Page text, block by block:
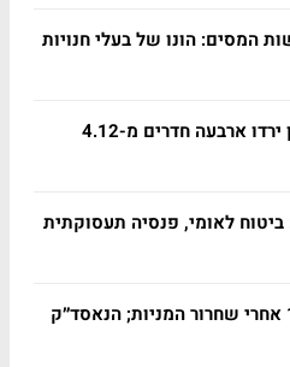
המסים: הונו של בעלי חנויות
תל בנימין: באותו בניין ירדו ארבעה חדרים מ-4.12
לאומי, פנסיה תעסוקתית
ספייס X זינקה 15.8% אחרי שחרור המניות; הנאסד״ק